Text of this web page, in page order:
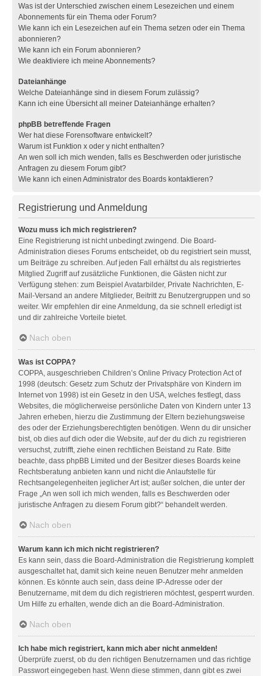
Was ist der Unterschied zwischen einem Lesezeichen und einem
Abonnements für ein Thema oder Forum?
Wie kann ich ein Lesezeichen auf ein Thema setzen oder ein Thema
abonnieren?
Wie kann ich ein Forum abonnieren?
Wie deaktiviere ich meine Abonnements?
Dateianhänge
Welche Dateianhänge sind in diesem Forum zulässig?
Kann ich eine Übersicht all meiner Dateianhänge erhalten?
phpBB betreffende Fragen
Wer hat diese Forensoftware entwickelt?
Warum ist Funktion x oder y nicht enthalten?
An wen soll ich mich wenden, falls es Beschwerden oder juristische
Anfragen zu diesem Forum gibt?
Wie kann ich einen Administrator des Boards kontaktieren?
Registrierung und Anmeldung
Wozu muss ich mich registrieren?
Eine Registrierung ist nicht unbedingt zwingend. Die Board-
Administration dieses Forums entscheidet, ob du registriert sein musst,
um Beiträge zu schreiben. Auf jeden Fall erhältst du als registriertes
Mitglied Zugriff auf zusätzliche Funktionen, die Gästen nicht zur
Verfügung stehen: zum Beispiel Avatarbilder, Private Nachrichten, E-
Mail-Versand an andere Mitglieder, Beitritt zu Benutzergruppen und so
weiter. Wir empfehlen dir eine Anmeldung, da sie schnell erledigt ist
und dir zahlreiche Vorteile bietet.
Nach oben
Was ist COPPA?
COPPA, ausgeschrieben Children’s Online Privacy Protection Act of
1998 (deutsch: Gesetz zum Schutz der Privatsphäre von Kindern im
Internet von 1998) ist ein Gesetz in den USA, welches festlegt, dass
Websites, die möglicherweise persönliche Daten von Kindern unter 13
Jahren erheben, hierzu die Zustimmung der Eltern beziehungsweise
des oder der Erziehungsberechtigten benötigen. Wenn du dir unsicher
bist, ob dies auf dich oder die Website, auf der du dich zu registrieren
versuchst, zutrifft, ziehe einen rechtlichen Beistand zu Rate. Bitte
beachte, dass phpBB Limited und der Besitzer dieses Boards keine
Rechtsberatung anbieten kann und nicht die Anlaufstelle für
Rechtsangelegenheiten jeglicher Art ist; außer solchen, die unter der
Frage „An wen soll ich mich wenden, falls es Beschwerden oder
juristische Anfragen zu diesem Forum gibt?“ behandelt werden.
Nach oben
Warum kann ich mich nicht registrieren?
Es kann sein, dass die Board-Administration die Registrierung komplett
ausgeschaltet hat, damit sich keine neuen Benutzer mehr anmelden
können. Es könnte auch sein, dass deine IP-Adresse oder der
Benutzername, mit dem du dich registrieren möchtest, gesperrt wurden.
Um Hilfe zu erhalten, wende dich an die Board-Administration.
Nach oben
Ich habe mich registriert, kann mich aber nicht anmelden!
Überprüfe zuerst, ob du den richtigen Benutzernamen und das richtige
Passwort eingegeben hast. Wenn diese stimmen, dann gibt es zwei